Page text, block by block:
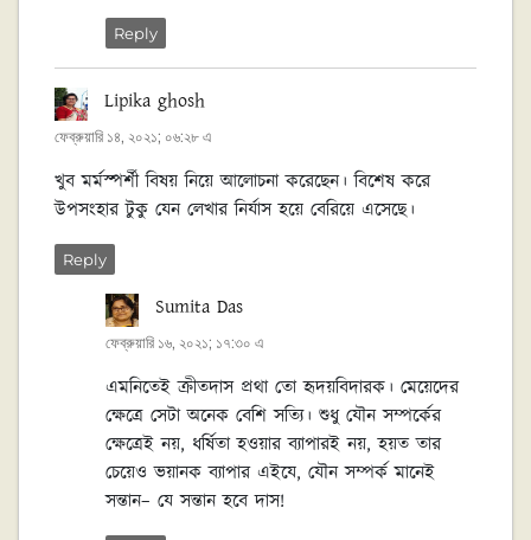
Reply
Lipika ghosh
ফেব্রুয়ারি ১৪, ২০২১; ০৬:২৮ এ
খুব মর্মস্পর্শী বিষয় নিয়ে আলোচনা করেছেন। বিশেষ করে
উপসংহার টুকু যেন লেখার নির্যাস হয়ে বেরিয়ে এসেছে।
Reply
Sumita Das
ফেব্রুয়ারি ১৬, ২০২১; ১৭:৩০ এ
এমনিতেই ক্রীতদাস প্রথা তো হৃদয়বিদারক। মেয়েদের
ক্ষেত্রে সেটা অনেক বেশি সত্যি। শুধু যৌন সম্পর্কের
ক্ষেত্রেই নয়, ধর্ষিতা হওয়ার ব্যাপারই নয়, হয়ত তার
চেয়েও ভয়ানক ব্যাপার এইযে, যৌন সম্পর্ক মানেই
সন্তান– যে সন্তান হবে দাস!